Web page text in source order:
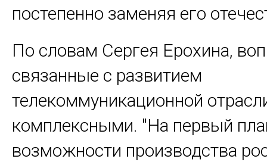
постепенно заменяя его
По словам Сергея Ерохина,
связанные с развитием
телекоммуникационной
комплексными. "На первый
возможности производства